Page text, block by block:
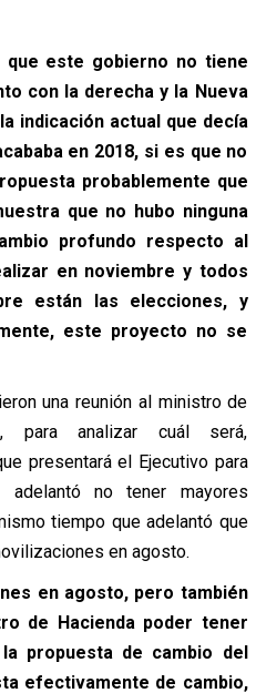
este gobierno no tiene
con la derecha y la Nueva
indicación actual que decía
en 2018, si es que no
probablemente que
que no hubo ninguna
profundo respecto al
en noviembre y todos
están las elecciones, y
este proyecto no se
una reunión al ministro de
para analizar cuál será,
presentará el Ejecutivo para
adelantó no tener mayores
tiempo que adelantó que
en agosto.
en agosto, pero también
de Hacienda poder tener
propuesta de cambio del
efectivamente de cambio,